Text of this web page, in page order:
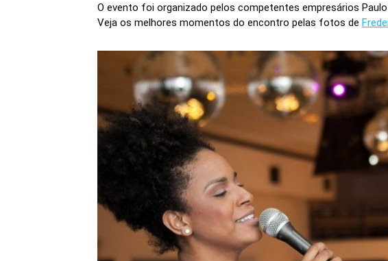
O evento foi organizado pelos competentes empresários
Veja os melhores momentos do encontro pelas fotos de